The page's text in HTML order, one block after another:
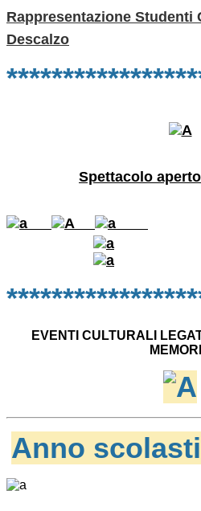
Rappresentazione Studenti
Descalzo
***
Spettacolo
EVENTI CULTURALI
Anno